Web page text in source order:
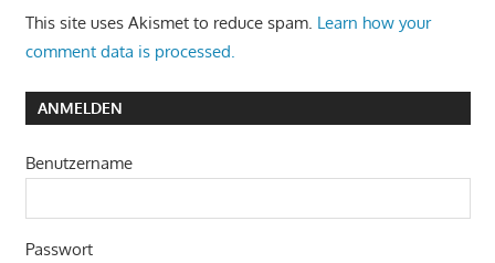
This site uses Akismet to reduce spam. Learn how your
comment data is processed.
ANMELDEN
Benutzername
Passwort